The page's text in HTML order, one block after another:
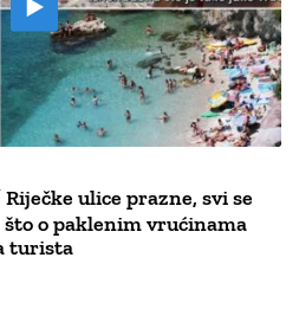
Riječke ulice prazne, svi se
što o paklenim vrućinama
turista